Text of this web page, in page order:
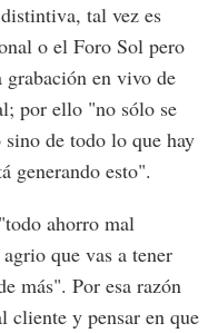
tal vez es
o el Foro Sol pero
grabación en vivo de
por ello "no sólo se
de todo lo que hay
generando esto".
ahorro mal
que vas a tener
más". Por esa razón
cliente y pensar en que